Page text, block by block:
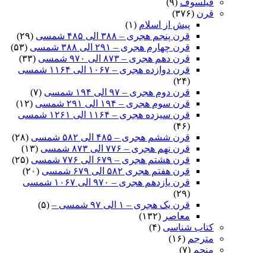
قرن (۳۷۶)
پیش از اسلام (۱)
قرن پنجم هجری – ۳۸۸ الی ۴۸۵ شمسی
(۲۹)
قرن چهارم هجری – ۲۹۱ الی ۳۸۸ شمسی
(۵۳)
قرن دهم هجری – ۸۷۳ الی ۹۷۰ شمسی
(۳۳)
قرن دوازده هجری – ۱۰۶۷ الی ۱۱۶۴ شمسی
(۲۴)
قرن دوم هجری – ۹۷ الی ۱۹۴ شمسی
(۷)
قرن سوم هجری – ۱۹۴ الی ۲۹۱ شمسی
(۱۲)
قرن سیزده هجری – ۱۱۶۴ الی ۱۲۶۱ شمسی
(۴۶)
قرن ششم هجری – ۴۸۵ الی ۵۸۲ شمسی
(۲۸)
قرن نهم هجری – ۷۷۶ الی ۸۷۳ شمسی
(۱۳)
قرن هشتم هجری – ۶۷۹ الی ۷۷۶ شمسی
(۲۵)
قرن هفتم هجری ۵۸۲ الی ۶۷۹ شمسی
(۲۰)
قرن یازدهم هجری – ۹۷۰ الی ۱۰۶۷ شمسی
(۲۹)
قرن یک هجری – ۱ الی ۹۷ شمسی –
(۵)
معاصر (۱۳۲)
کتاب شناسی (۴)
مترجم (۱۶)
منجم (۷)